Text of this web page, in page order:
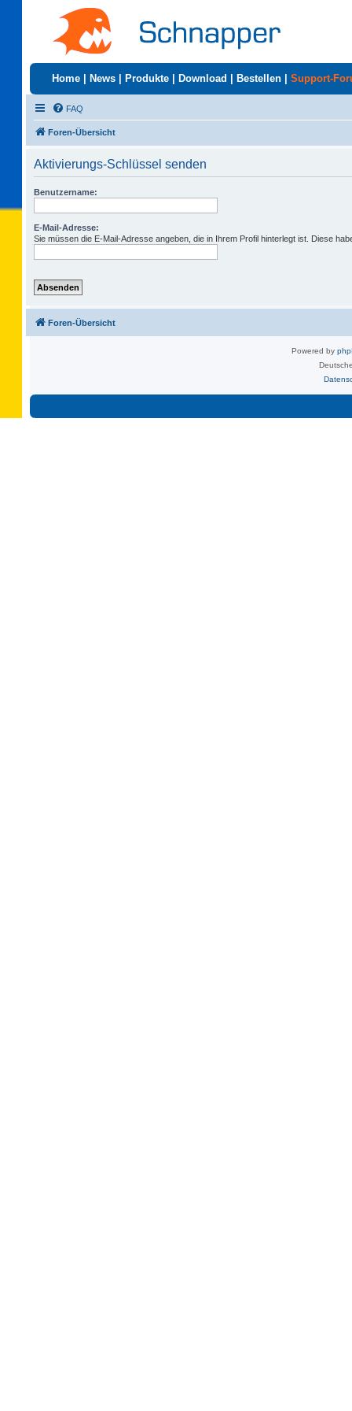
Home News Produkte Download Bestellen Support-
FAQ
Foren-Übersicht
Aktivierungs-Schlüssel senden
Benutzername:
E-Mail-Adresse:
Sie müssen die E-Mail-Adresse angeben, die in Ihrem Profil hinterlegt ist. Diese
Foren-Übersicht
Powered by